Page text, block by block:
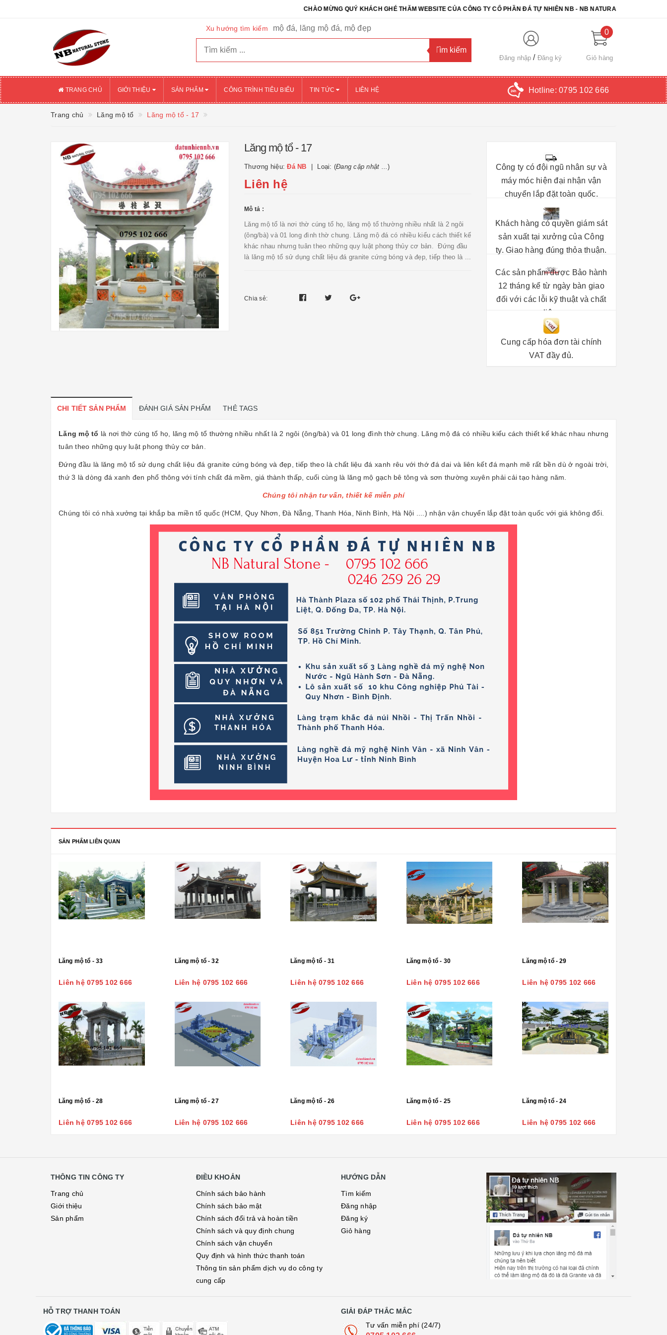
CHÀO MỪNG QUÝ KHÁCH GHÉ THĂM WEBSITE CỦA CÔNG TY CỔ PHẦN ĐÁ TỰ NHIÊN NB - NB NATURAL STONE. CHÚC QUÝ
Xu hướng tìm kiếm mộ đá, lăng mộ đá, mộ đẹp
Đăng nhập Đăng ký
0
Giỏ hàng
TRANG CHỦ GIỚI THIỆU SẢN PHẨM CÔNG TRÌNH TIÊU BIỂU TIN TỨC LIÊN HỆ Hotline: 0795 102 666
Trang chủ Lăng mộ tổ Lăng mộ tổ - 17
Lăng mộ tổ - 17
Thương hiệu:Đá NB Loại: (Đang cập nhật ...)
Liên hệ
Mô tả :
Lăng mộ tổ là nơi thờ cúng tổ họ, lăng mộ tổ thường nhiều nhất là 2 ngôi
(ông/bà) và 01 long đình thờ chung. Lăng mộ đá có nhiều kiểu cách thiết kế
khác nhau nhưng tuân theo những quy luật phong thủy cơ bản. Đứng đầu
là lăng mộ tổ sử dụng chất liệu đá granite cứng bóng và đẹp, tiếp theo là ...
Chia sẻ:
Công ty có đội ngũ nhân sự và
máy móc hiện đại nhận vận
chuyển lắp đặt toàn quốc.
Khách hàng có quyền giám sát
sản xuất tại xưởng của Công
ty. Giao hàng đúng thỏa thuận.
Các sản phẩm được Bảo hành
12 tháng kể từ ngày bàn giao
đối với các lỗi kỹ thuật và chất
liệu.
Cung cấp hóa đơn tài chính
VAT đầy đủ.
CHI TIẾT SẢN PHẨM ĐÁNH GIÁ SẢN PHẨM THẺ TAGS
Lăng mộ tổ là nơi thờ cúng tổ họ, lăng mộ tổ thường nhiều nhất là 2 ngôi (ông/bà) và 01 long đình thờ chung. Lăng mộ đá có nhiều kiểu cách thiết kế khác nhau nhưng
tuân theo những quy luật phong thủy cơ bản.
Đứng đầu là lăng mộ tổ sử dụng chất liệu đá granite cứng bóng và đẹp, tiếp theo là chất liệu đá xanh rêu với thớ đá dai và liên kết đá mạnh mẽ rất bền dù ở ngoài trời,
thứ 3 là dòng đá xanh đen phổ thông với tính chất đá mềm, giá thành thấp, cuối cùng là lăng mộ gạch bê tông và sơn thường xuyên phải cải tạo hàng năm.
Chúng tôi nhận tư vấn, thiết kế miễn phí
Chúng tôi có nhà xưởng tại khắp ba miền tổ quốc (HCM, Quy Nhơn, Đà Nẵng, Thanh Hóa, Ninh Bình, Hà Nội ....) nhận vận chuyển lắp đặt toàn quốc với giá không đổi.
SẢN PHẨM LIÊN QUAN
Lăng mộ tổ - 33
Liên hệ 0795 102 666
Lăng mộ tổ - 32
Liên hệ 0795 102 666
Lăng mộ tổ - 31
Liên hệ 0795 102 666
Lăng mộ tổ - 30
Liên hệ 0795 102 666
Lăng mộ tổ - 29
Liên hệ 0795 102 666
Lăng mộ tổ - 28
Liên hệ 0795 102 666
Lăng mộ tổ - 27
Liên hệ 0795 102 666
Lăng mộ tổ - 26
Liên hệ 0795 102 666
Lăng mộ tổ - 25
Liên hệ 0795 102 666
Lăng mộ tổ - 24
Liên hệ 0795 102 666
THÔNG TIN CÔNG TY
Trang chủ
Giới thiệu
Sản phẩm
ĐIỀU KHOẢN
Chính sách bảo hành
Chính sách bảo mật
Chính sách đổi trả và hoàn tiền
Chính sách và quy định chung
Chính sách vận chuyển
Quy định và hình thức thanh toán
Thông tin sản phẩm dịch vụ do công ty
cung cấp
HƯỚNG DẪN
Tìm kiếm
Đăng nhập
Đăng ký
Giỏ hàng
HỖ TRỢ THANH TOÁN
GIẢI ĐÁP THẮC MẮC
Tư vấn miễn phí (24/7)